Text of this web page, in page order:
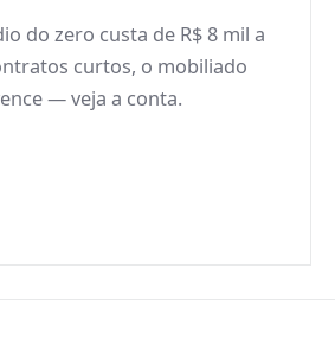
do zero custa de R$ 8 mil a
curtos, o mobiliado
— veja a conta.